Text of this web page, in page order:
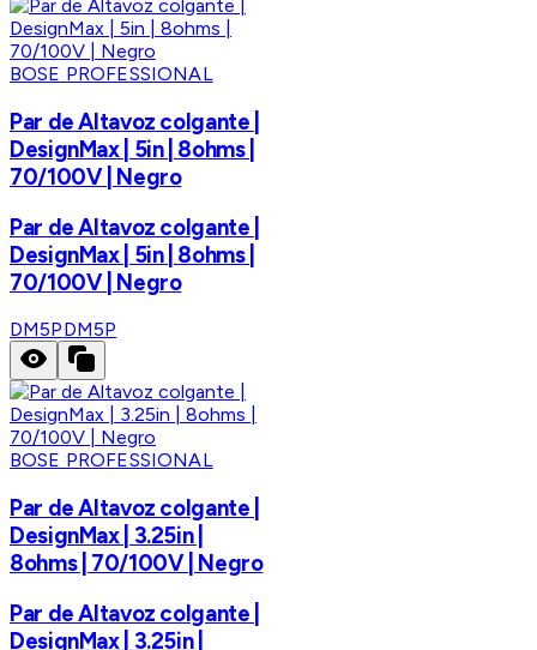
BOSE PROFESSIONAL
Par de Altavoz colgante |
DesignMax | 5in | 8ohms |
70/100V | Negro
Par de Altavoz colgante |
DesignMax | 5in | 8ohms |
70/100V | Negro
DM5PDM5P
BOSE PROFESSIONAL
Par de Altavoz colgante |
DesignMax | 3.25in |
8ohms | 70/100V | Negro
Par de Altavoz colgante |
DesignMax | 3.25in |